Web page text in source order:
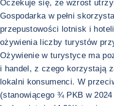
Oczekuje się, że wzrost
Gospodarka w pełni
przepustowości lotnisk i
ożywienia liczby turystów
Ożywienie w turystyce ma
i handel, z czego korzystają
lokalni konsumenci. W
(stanowiącego ¾ PKB w